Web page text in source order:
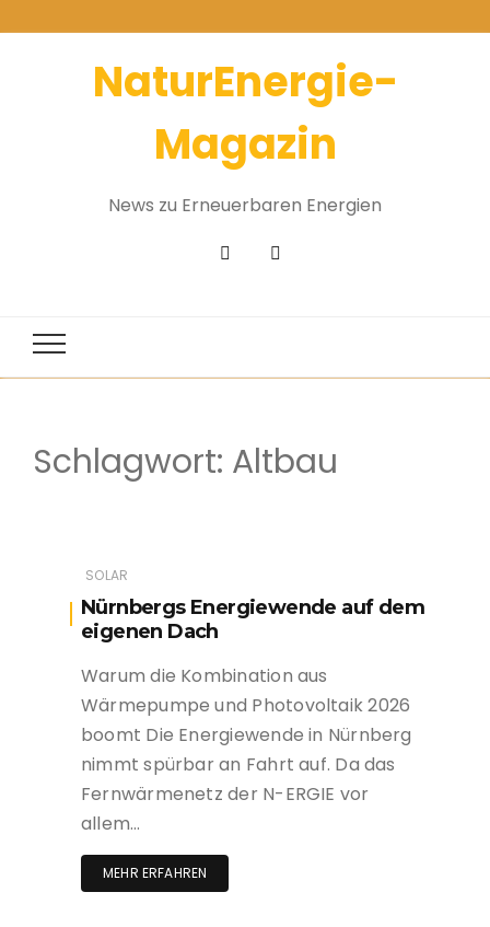
NaturEnergie-
Magazin
News zu Erneuerbaren Energien
Schlagwort: Altbau
SOLAR
Nürnbergs Energiewende auf dem
eigenen Dach
Warum die Kombination aus
Wärmepumpe und Photovoltaik 2026
boomt Die Energiewende in Nürnberg
nimmt spürbar an Fahrt auf. Da das
Fernwärmenetz der N-ERGIE vor
allem…
MEHR ERFAHREN